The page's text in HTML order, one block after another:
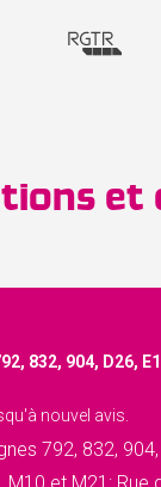
et
832, 904, D26,
nouvel avis.
792, 832,
M10 et M21: Rue